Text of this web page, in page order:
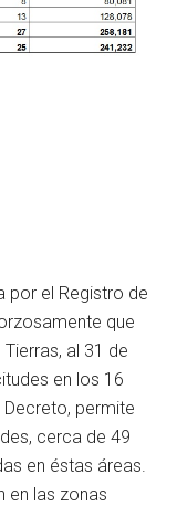
por el Registro de
que
al 31 de
en los 16
Decreto, permite
cerca de 49
en éstas áreas.
en las zonas